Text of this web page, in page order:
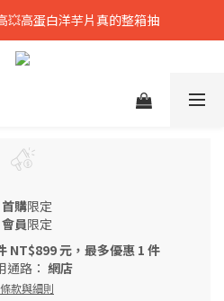
運，再送熟香烏龍米米花
💥高蛋白洋芋片真的整箱抽
選8包888，好運大爆花
運，再送熟香烏龍米米花
首購限定
會員限定
NT$899 元，最多優惠 1 件
通路： 網店
條款與細則